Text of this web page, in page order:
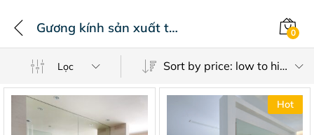
Gương kính sản xuất theo kích thước công trình dự án 0
Lọc Sort by price: low to high
Hot